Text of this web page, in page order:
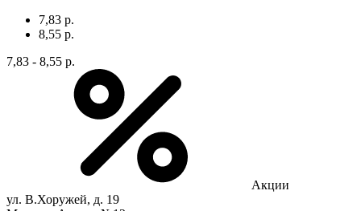
7,83 р.
8,55 р.
7,83 - 8,55 р.
Акции
ул. В.Хоружей, д. 19